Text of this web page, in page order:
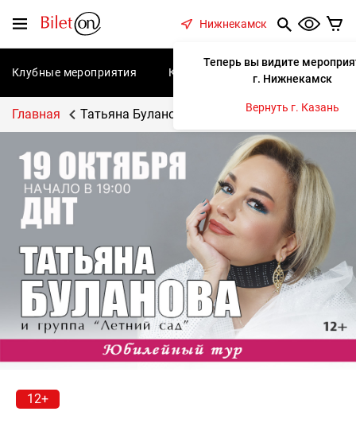
Меню
Нижнекамск
Теперь вы видите
г. Нижнекамск
Вернуть г. Казань
Клубные мероприятия Концерты Спектакли
Главная Татьяна Буланова
12+